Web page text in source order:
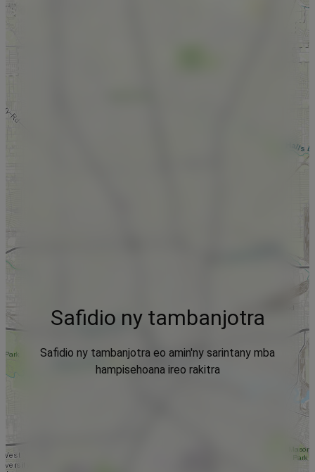
Safidio ny tambanjotra
Safidio ny tambanjotra eo amin'ny sarintany mba
hampisehoana ireo rakitra